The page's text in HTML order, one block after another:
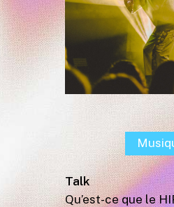
Talk
Qu’est-ce que le